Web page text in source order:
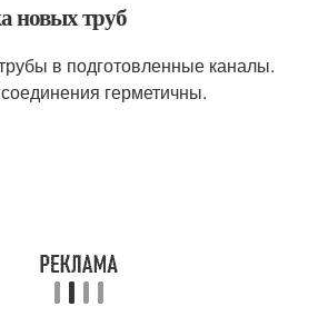
новых труб
в подготовленные каналы.
герметичны.